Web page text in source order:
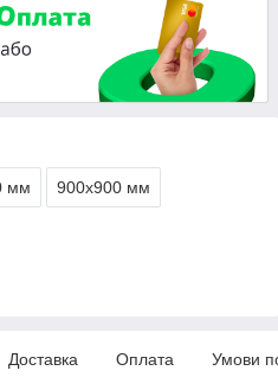
мм 900х900 мм
Доставка Оплата Умови